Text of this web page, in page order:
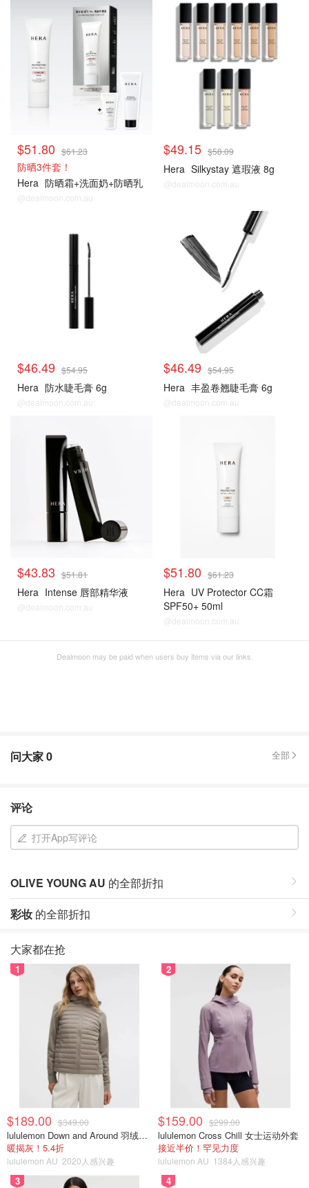
$51.80 $61.23
防晒3件套！
Hera 防晒霜+洗面奶+防晒乳
@dealmoon.com.au
$49.15 $58.09
Hera Silkystay 遮瑕液 8g
@dealmoon.com.au
$46.49 $54.95
Hera 防水睫毛膏 6g
@dealmoon.com.au
$46.49 $54.95
Hera 丰盈卷翘睫毛膏 6g
@dealmoon.com.au
$43.83 $51.81
Hera Intense 唇部精华液
@dealmoon.com.au
$51.80 $61.23
Hera UV Protector CC霜
SPF50+ 50ml
@dealmoon.com.au
Dealmoon may be paid when users buy items via our links.
问大家0 全部
评论
打开App写评论
OLIVE YOUNG AU 的全部折扣
彩妆 的全部折扣
大家都在抢
1
$189.00 $349.00
lululemon Down and Around 羽绒夹克
暖揭灰！5.4折
lululemon AU 2020人感兴趣
2
$159.00 $299.00
lululemon Cross Chill 女士运动外套
接近半价！罕见力度
lululemon AU 1384人感兴趣
3 4